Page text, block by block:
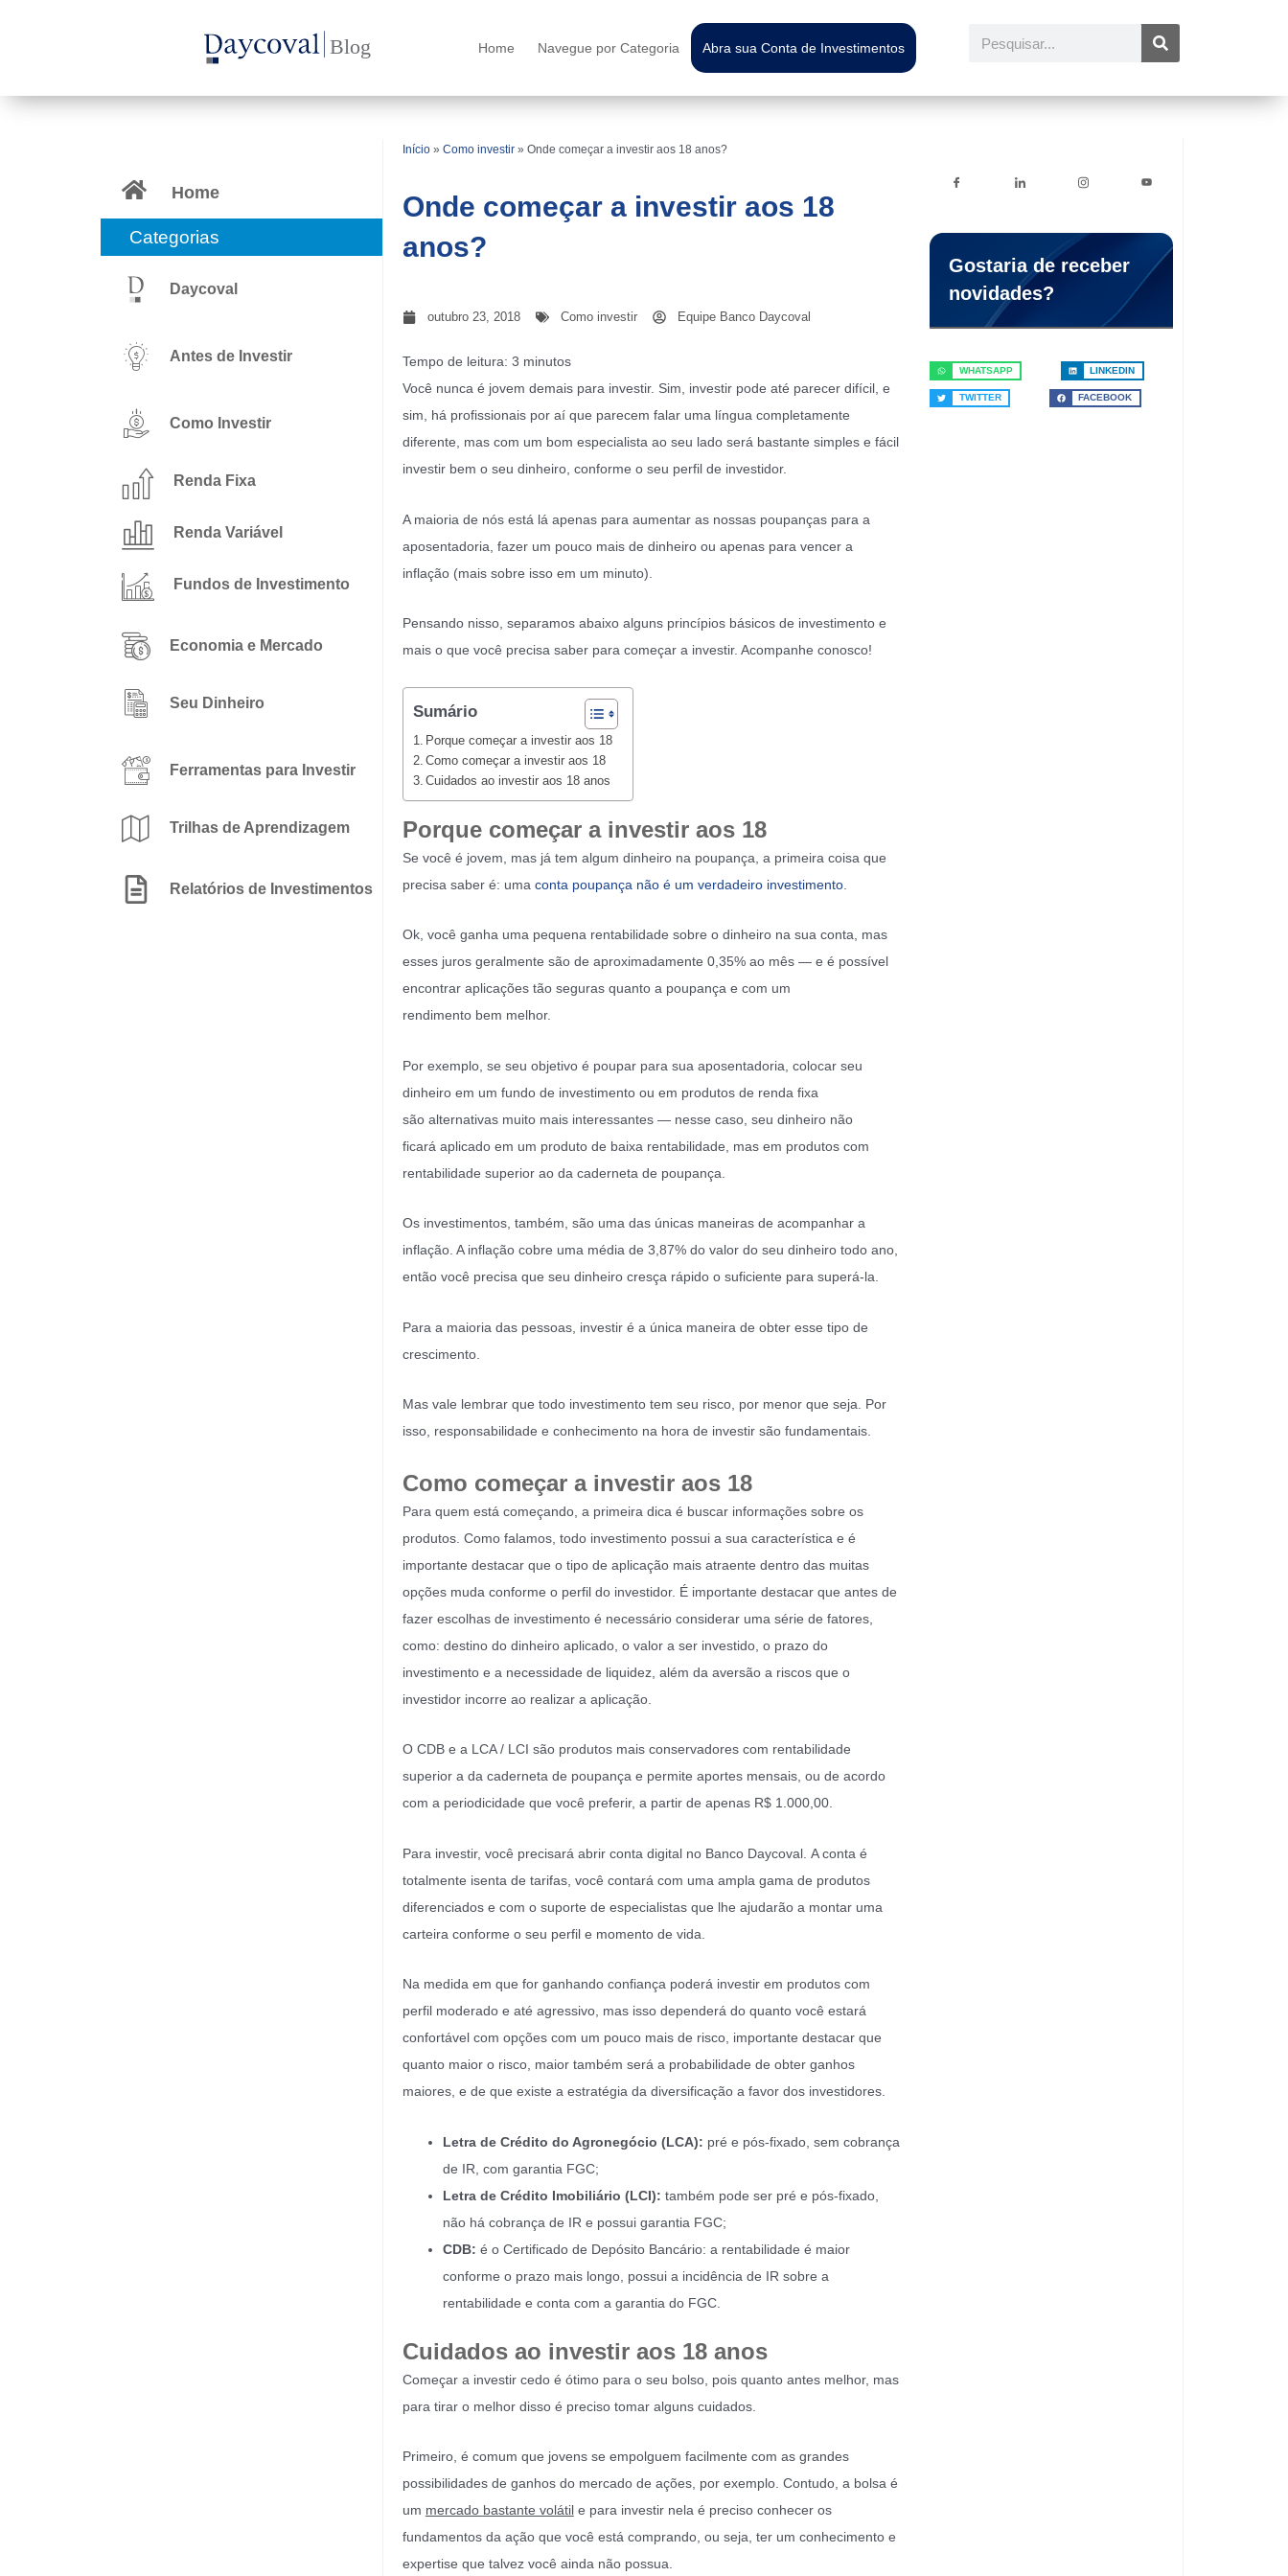
Home Navegue por Categoria Abra sua Conta de Investimentos
Pesquisar
Home
Categorias
Daycoval
Antes de Investir
Como Investir
Renda Fixa
Renda Variável
Fundos de Investimento
Economia e Mercado
Seu Dinheiro
Ferramentas para Investir
Trilhas de Aprendizagem
Relatórios de Investimentos
Início» Como investir» Onde começar a investir aos 18 anos?
Onde começar a investir aos 18
anos?
outubro 23, 2018 Como investir Equipe Banco Daycoval
Tempo de leitura: 3 minutos
Você nunca é jovem demais para investir. Sim, investir pode até parecer difícil, e
sim, há profissionais por aí que parecem falar uma língua completamente
diferente, mas com um bom especialista ao seu lado será bastante simples e fácil
investir bem o seu dinheiro, conforme o seu perfil de investidor.
A maioria de nós está lá apenas para aumentar as nossas poupanças para a
aposentadoria, fazer um pouco mais de dinheiro ou apenas para vencer a
inflação (mais sobre isso em um minuto).
Pensando nisso, separamos abaixo alguns princípios básicos de investimento e
mais o que você precisa saber para começar a investir. Acompanhe conosco!
Sumário
Porque começar a investir aos 18
Como começar a investir aos 18
Cuidados ao investir aos 18 anos
Porque começar a investir aos 18
Se você é jovem, mas já tem algum dinheiro na poupança, a primeira coisa que
precisa saber é: uma conta poupança não é um verdadeiro investimento.
Ok, você ganha uma pequena rentabilidade sobre o dinheiro na sua conta, mas
esses juros geralmente são de aproximadamente 0,35% ao mês — e é possível
encontrar aplicações tão seguras quanto a poupança e com um
rendimento bem melhor.
Por exemplo, se seu objetivo é poupar para sua aposentadoria, colocar seu
dinheiro em um fundo de investimento ou em produtos de renda fixa
são alternativas muito mais interessantes — nesse caso, seu dinheiro não
ficará aplicado em um produto de baixa rentabilidade, mas em produtos com
rentabilidade superior ao da caderneta de poupança.
Os investimentos, também, são uma das únicas maneiras de acompanhar a
inflação. A inflação cobre uma média de 3,87% do valor do seu dinheiro todo ano,
então você precisa que seu dinheiro cresça rápido o suficiente para superá-la.
Para a maioria das pessoas, investir é a única maneira de obter esse tipo de
crescimento.
Mas vale lembrar que todo investimento tem seu risco, por menor que seja. Por
isso, responsabilidade e conhecimento na hora de investir são fundamentais.
Como começar a investir aos 18
Para quem está começando, a primeira dica é buscar informações sobre os
produtos. Como falamos, todo investimento possui a sua característica e é
importante destacar que o tipo de aplicação mais atraente dentro das muitas
opções muda conforme o perfil do investidor. É importante destacar que antes de
fazer escolhas de investimento é necessário considerar uma série de fatores,
como: destino do dinheiro aplicado, o valor a ser investido, o prazo do
investimento e a necessidade de liquidez, além da aversão a riscos que o
investidor incorre ao realizar a aplicação.
O CDB e a LCA / LCI são produtos mais conservadores com rentabilidade
superior a da caderneta de poupança e permite aportes mensais, ou de acordo
com a periodicidade que você preferir, a partir de apenas R$ 1.000,00.
Para investir, você precisará abrir conta digital no Banco Daycoval. A conta é
totalmente isenta de tarifas, você contará com uma ampla gama de produtos
diferenciados e com o suporte de especialistas que lhe ajudarão a montar uma
carteira conforme o seu perfil e momento de vida.
Na medida em que for ganhando confiança poderá investir em produtos com
perfil moderado e até agressivo, mas isso dependerá do quanto você estará
confortável com opções com um pouco mais de risco, importante destacar que
quanto maior o risco, maior também será a probabilidade de obter ganhos
maiores, e de que existe a estratégia da diversificação a favor dos investidores.
Letra de Crédito do Agronegócio (LCA): pré e pós-fixado, sem cobrança
de IR, com garantia FGC;
Letra de Crédito Imobiliário (LCI): também pode ser pré e pós-fixado,
não há cobrança de IR e possui garantia FGC;
CDB: é o Certificado de Depósito Bancário: a rentabilidade é maior
conforme o prazo mais longo, possui a incidência de IR sobre a
rentabilidade e conta com a garantia do FGC.
Cuidados ao investir aos 18 anos
Começar a investir cedo é ótimo para o seu bolso, pois quanto antes melhor, mas
para tirar o melhor disso é preciso tomar alguns cuidados.
Primeiro, é comum que jovens se empolguem facilmente com as grandes
possibilidades de ganhos do mercado de ações, por exemplo. Contudo, a bolsa é
um mercado bastante volátile para investir nela é preciso conhecer os
fundamentos da ação que você está comprando, ou seja, ter um conhecimento e
expertise que talvez você ainda não possua.
Gostaria de receber
novidades?
WHATSAPP LINKEDIN
TWITTER FACEBOOK